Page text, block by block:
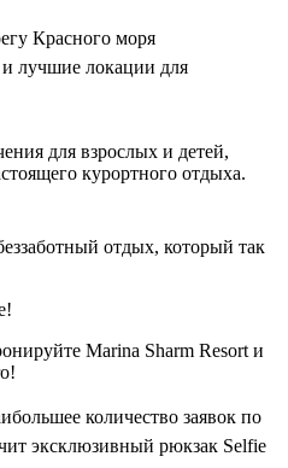
Красного моря
лучшие локации для
для взрослых и детей,
курортного отдыха.
отдых, который так
Marina Sharm Resort и
количество заявок по
эксклюзивный рюкзак Selfie